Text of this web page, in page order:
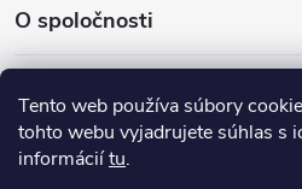
Tento web používa súbory
tohto webu vyjadrujete súhlas s
informáciítu.
O spoločnosti